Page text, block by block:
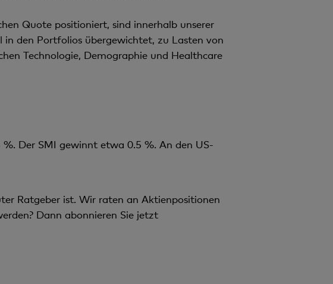
Quote positioniert, sind innerhalb unserer
den Portfolios übergewichtet, zu Lasten von
Technologie, Demographie und Healthcare
Der SMI gewinnt etwa 0.5 %. An den US-
Ratgeber ist. Wir raten an Aktienpositionen
Dann abonnieren Sie jetzt